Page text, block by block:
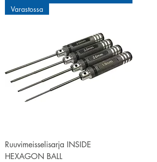
Varastossa
Ruuvimeisselisarja INSIDE
HEXAGON BALL